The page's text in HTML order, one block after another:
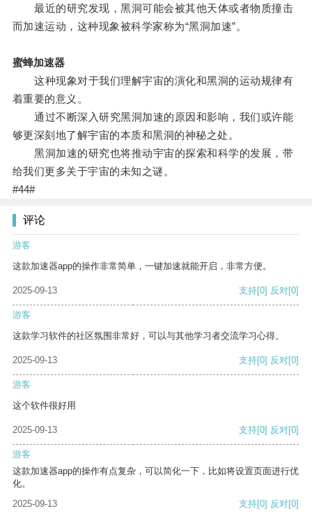
最近的研究发现，黑洞可能会被其他天体或者物质撞击
而加速运动，这种现象被科学家称为“黑洞加速”。
蜜蜂加速器
这种现象对于我们理解宇宙的演化和黑洞的运动规律有
着重要的意义。
通过不断深入研究黑洞加速的原因和影响，我们或许能
够更深刻地了解宇宙的本质和黑洞的神秘之处。
黑洞加速的研究也将推动宇宙的探索和科学的发展，带
给我们更多关于宇宙的未知之谜。
#44#
评论
游客
这款加速器app的操作非常简单，一键加速就能开启，非常方便。
2025-09-13 支持[0] 反对[0]
游客
这款学习软件的社区氛围非常好，可以与其他学习者交流学习心得。
2025-09-13 支持[0] 反对[0]
游客
这个软件很好用
2025-09-13 支持[0] 反对[0]
游客
这款加速器app的操作有点复杂，可以简化一下，比如将设置页面进行优
化。
2025-09-13
支持[0] 反对[0]